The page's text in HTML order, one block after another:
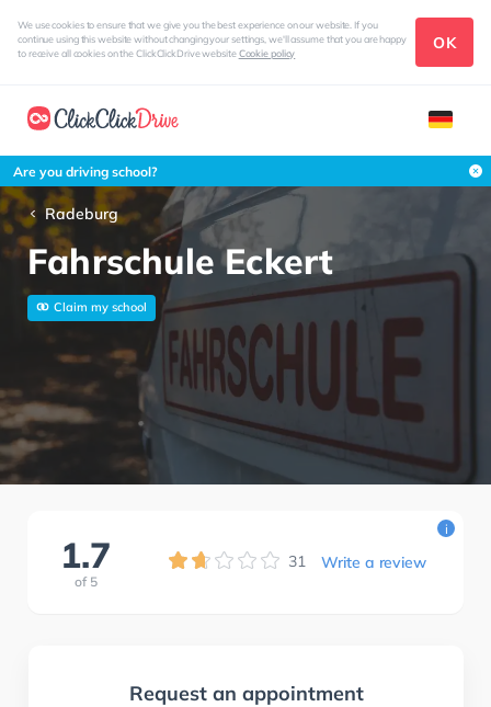
We use cookies to ensure that we give you the best experience on our website. If you
continue using this website without changing your settings, we'll assume that you are happy
to receive all cookies on the ClickClickDrive websiteCookie policy
OK
Are you driving school?
Radeburg
Fahrschule Eckert
Claim my school
1.7
of 5
31 Write a review
i
Request an appointment